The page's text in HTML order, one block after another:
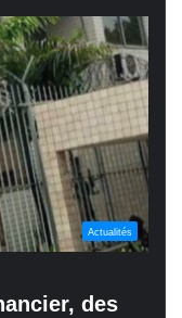
Actualités
des